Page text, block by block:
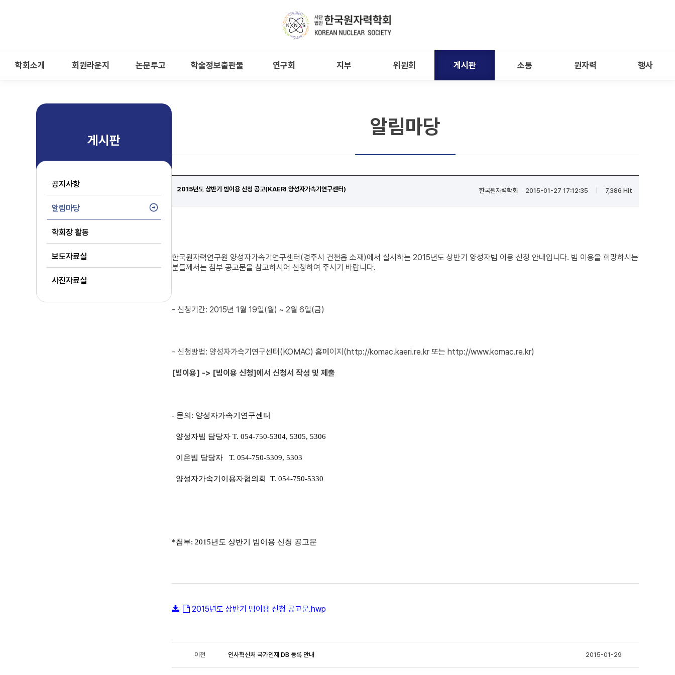
학회소개 회원라운지 논문투고 학술정보출판물 연구회 지부 위원회 게시판 소통 원자력 행사
게시판
공지사항
알림마당
학회장 활동
보도자료실
사진자료실
알림마당
2015년도 상반기 빔이용 신청 공고(KAERI 양성자가속기연구센터) 한국원자력학회| 2015-01-27 17:12:35 7,386 Hit
한국원자력연구원 양성자가속기연구센터(경주시 건천읍 소재)에서 실시하는 2015년도 상반기 양성자빔 이용 신청 안내입니다. 빔 이용을 희망하시는
분들께서는 첨부 공고문을 참고하시어 신청하여 주시기 바랍니다.
- 신청기간: 2015년 1월 19일(월) ~ 2월 6일(금)
- 신청방법: 양성자가속기연구센터(KOMAC) 홈페이지(http://komac.kaeri.re.kr 또는 http://www.komac.re.kr)
[빔이용] -> [빔이용 신청]에서 신청서 작성 및 제출
- 문의: 양성자가속기연구센터
양성자빔 담당자 T. 054-750-5304, 5305, 5306
이온빔 담당자 T. 054-750-5309, 5303
양성자가속기이용자협의회 T. 054-750-5330
*첨부: 2015년도 상반기 빔이용 신청 공고문
2015년도 상반기 빔이용 신청 공고문.hwp
이전 인사혁신처 국가인재 DB 등록 안내 2015-01-29